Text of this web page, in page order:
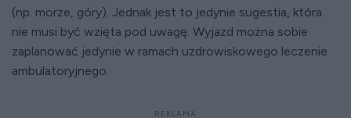
(np. morze, góry). Jednak jest to jedynie sugestia, która
nie musi być wzięta pod uwagę. Wyjazd można sobie
zaplanować jedynie w ramach uzdrowiskowego leczenie
ambulatoryjnego.